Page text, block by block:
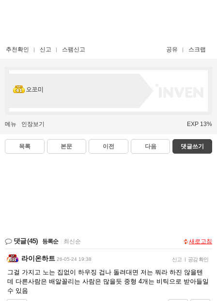
추천확인 신고 스팸신고 공유 스크랩
오쪼미
메뉴 인장보기 EXP 13%
목록 본문 이전 다음 댓글쓰기
댓글(45) 등록순 최신순 새로고침
라이온하트 26-05-24 19:38 신고 | 공감 확인
그걸 가지고 노는 집없이 하우징 겁나 돌려대면 저는 뭐라 하진 않을텐
데 다른사람은 배알꼴리는 사람은 많을듯 중형 4개는 비틱으로 받아들일
수 있음